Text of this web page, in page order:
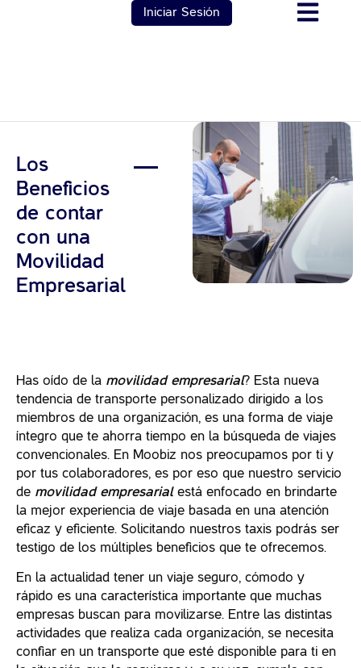
Iniciar Sesión
Los
Beneficios
de contar
con una
Movilidad
Empresarial
Has oído de la movilidad empresarial? Esta nueva
tendencia de transporte personalizado dirigido a los
miembros de una organización, es una forma de viaje
íntegro que te ahorra tiempo en la búsqueda de viajes
convencionales. En Moobiz nos preocupamos por ti y
por tus colaboradores, es por eso que nuestro servicio
de movilidad empresarialestá enfocado en brindarte
la mejor experiencia de viaje basada en una atención
eficaz y eficiente. Solicitando nuestros taxis podrás ser
testigo de los múltiples beneficios que te ofrecemos.
En la actualidad tener un viaje seguro, cómodo y
rápido es una característica importante que muchas
empresas buscan para movilizarse. Entre las distintas
actividades que realiza cada organización, se necesita
confiar en un transporte que esté disponible para ti en